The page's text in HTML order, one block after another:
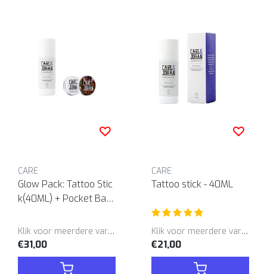
CARE
Glow Pack: Tattoo Stic
k(40ML) + Pocket Bal
Klik voor meerdere varianten
€31,00
CARE
Tattoo stick - 40ML
Klik voor meerdere varianten
€21,00